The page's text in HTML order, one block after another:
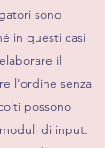
sono
in questi casi
il
l'ordine senza
possono
di input.